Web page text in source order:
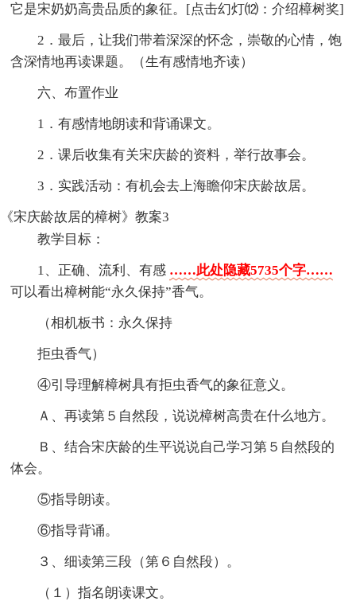
它是宋奶奶高贵品质的象征。[点击幻灯⑿：介绍樟树奖]
2．最后，让我们带着深深的怀念，崇敬的心情，饱
含深情地再读课题。（生有感情地齐读）
六、布置作业
1．有感情地朗读和背诵课文。
2．课后收集有关宋庆龄的资料，举行故事会。
3．实践活动：有机会去上海瞻仰宋庆龄故居。
《宋庆龄故居的樟树》教案3
教学目标：
1、正确、流利、有感 ……此处隐藏5735个字……
可以看出樟树能“永久保持”香气。
（相机板书：永久保持
拒虫香气）
④引导理解樟树具有拒虫香气的象征意义。
Ａ、再读第５自然段，说说樟树高贵在什么地方。
Ｂ、结合宋庆龄的生平说说自己学习第５自然段的
体会。
⑤指导朗读。
⑥指导背诵。
３、细读第三段（第６自然段）。
（１）指名朗读课文。